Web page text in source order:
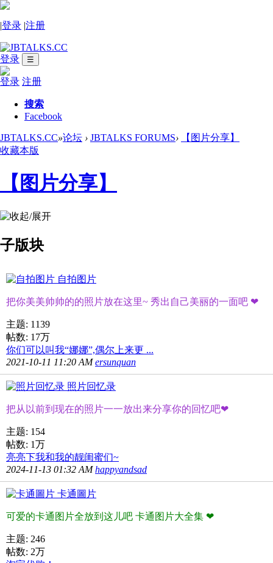
|登录 |注册
登录 ☰
登录 注册
搜索
Facebook
JBTALKS.CC»论坛 › JBTALKS FORUMS›
【图片分享】
收藏本版
【图片分享】
子版块
自拍图片
把你美美帅帅的的照片放在这里~ 秀出自己美丽的一面吧 ❤
主题: 1139
帖数: 17万
你们可以叫我“娜娜”,偶尔上来更 ...
2021-10-11 11:20 AMersunquan
照片回忆录
把从以前到现在的照片一一放出来分享你的回忆吧❤
主题: 154
帖数: 1万
亮亮下我和我的靓闺蜜们~
2024-11-13 01:32 AMhappyandsad
卡通圖片
可爱的卡通图片全放到这儿吧 卡通图片大全集 ❤
主题: 246
帖数: 2万